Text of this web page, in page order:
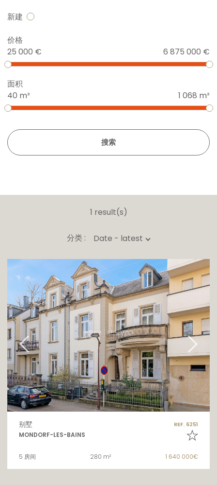
新建
价格
25 000 €
6 875 000 €
面积
40 m²
1 068 m²
搜索
1 result(s)
分类 : Date - latest
别墅 REF. 6251
MONDORF-LES-BAINS
5 房间 280 m² 1 640 000€